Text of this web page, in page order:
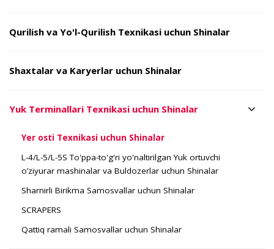
Qurilish va Yo'l-Qurilish Texnikasi uchun Shinalar
Shaxtalar va Karyerlar uchun Shinalar
Yuk Terminallari Texnikasi uchun Shinalar
Yer osti Texnikasi uchun Shinalar
L-4/L-5/L-5S To'ppa-to'g'ri yo'naltirilgan Yuk ortuvchi
o’ziyurar mashinalar va Buldozerlar uchun Shinalar
Sharnirli Birikma Samosvallar uchun Shinalar
SCRAPERS
Qattiq ramali Samosvallar uchun Shinalar